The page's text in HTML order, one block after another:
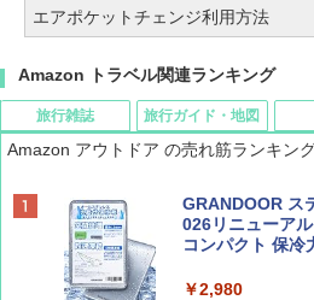
エアポケットチェンジ利用方法
Amazon トラベル関連ランキング
旅行雑誌
BE-PAL(ビ-パル
SOTO ミニマル
旅行ガイド・地図
D40 地球の歩き
力的な町 2026～
[キャンパーズコ
プテント 傘みた
ッとサンシェー
&ハイキング カ
Amazon アウトドア の売れ筋ランキン
GRANDOOR ス
026リニューア
コンパクト 保冷
￥2,980